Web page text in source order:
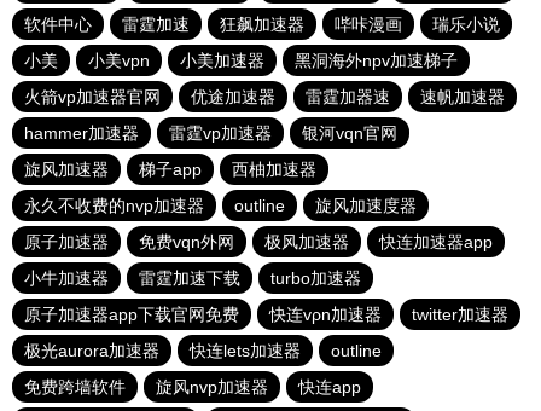
软件中心
雷霆加速 狂飙加速器 哔咔漫画
瑞乐小说
小美
小美vpn 小美加速器
黑洞海外npv加速梯子
火箭vp加速器官网
优途加速器 雷霆加器速
速帆加速器
hammer加速器
雷霆vp加速器
银河vqn官网
旋风加速器
梯子app
西柚加速器
永久不收费的nvp加速器
outline
旋风加速度器
原子加速器
免费vqn外网 极风加速器
快连加速器app
小牛加速器
雷霆加速下载
turbo加速器
原子加速器app下载官网免费
快连vρn加速器
twitter加速器
极光aurora加速器
快连lets加速器
outline
免费跨墙软件
旋风nvp加速器 快连app